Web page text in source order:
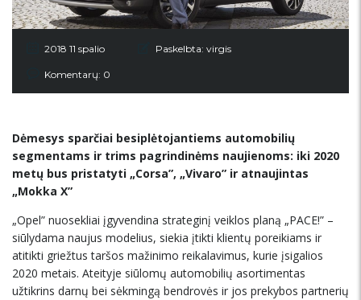
2018 11 spalio Paskelbta: virgis
Komentarų: 0
Dėmesys sparčiai besiplėtojantiems automobilių
segmentams ir trims pagrindinėms naujienoms: iki 2020
metų bus pristatyti „Corsa”, „Vivaro” ir atnaujintas
„Mokka X”
„Opel” nuosekliai įgyvendina strateginį veiklos planą „PACE!” –
siūlydama naujus modelius, siekia įtikti klientų poreikiams ir
atitikti griežtus taršos mažinimo reikalavimus, kurie įsigalios
2020 metais. Ateityje siūlomų automobilių asortimentas
užtikrins darnų bei sėkmingą bendrovės ir jos prekybos partnerių